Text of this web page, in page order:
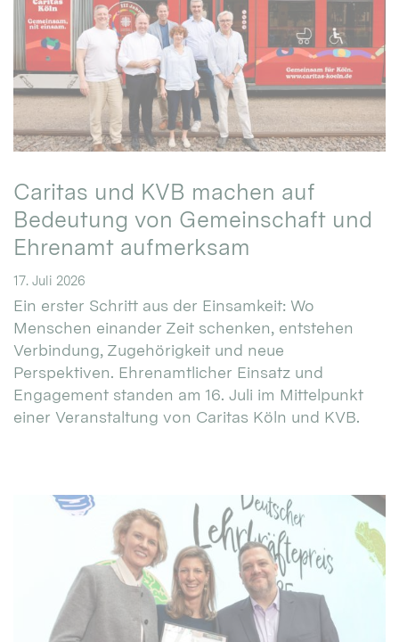
Caritas und KVB machen auf
Bedeutung von Gemeinschaft und
Ehrenamt aufmerksam
17. Juli 2026
Ein erster Schritt aus der Einsamkeit: Wo
Menschen einander Zeit schenken, entstehen
Verbindung, Zugehörigkeit und neue
Perspektiven. Ehrenamtlicher Einsatz und
Engagement standen am 16. Juli im Mittelpunkt
einer Veranstaltung von Caritas Köln und KVB.